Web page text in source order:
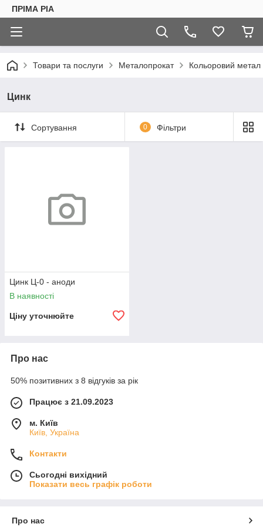
ПРІМА РІА
Товари та послуги Металопрокат Кольоровий метал
Цинк
Сортування 0 Фільтри
Цинк Ц-0 - аноди
В наявності
Ціну уточнюйте
Про нас
50% позитивних з 8 відгуків за рік
Працює з 21.09.2023
м. Київ
Київ, Україна
Контакти
Сьогодні вихідний
Показати весь графік роботи
Про нас